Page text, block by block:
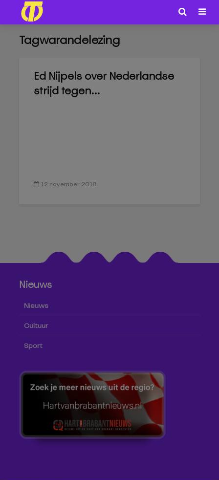
Tagwarandelezing
Ed Nijpels over Nederlandse
strijd tegen...
12 november 2018
Nieuws
Nieuws
Cultuur
Sport